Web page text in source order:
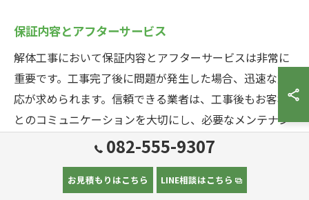
保証内容とアフターサービス
解体工事において保証内容とアフターサービスは非常に
重要です。工事完了後に問題が発生した場合、迅速な対
応が求められます。信頼できる業者は、工事後もお客様
とのコミュニケーションを大切にし、必要なメンテナン
スや追加のご相談に対応することができます。保証期間
者を選ぶことが大切です。このような業者は、長期的な
082-555-9307
お見積もりはこちら LINE相談はこちら